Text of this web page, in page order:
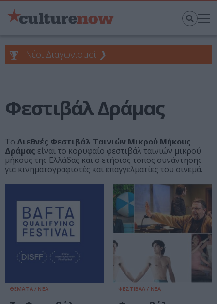
Νέοι Διαγωνισμοί ❯
Φεστιβάλ Δράμας
Το Διεθνές Φεστιβάλ Ταινιών Μικρού Μήκους
Δράμας είναι το κορυφαίο φεστιβάλ ταινιών μικρού
μήκους της Ελλάδας και ο ετήσιος τόπος συνάντησης
για κινηματογραφιστές και επαγγελματίες του σινεμά.
ΘΕΜΑΤΑ / ΝΕΑ ΦΕΣΤΙΒΑΛ / ΝΕΑ